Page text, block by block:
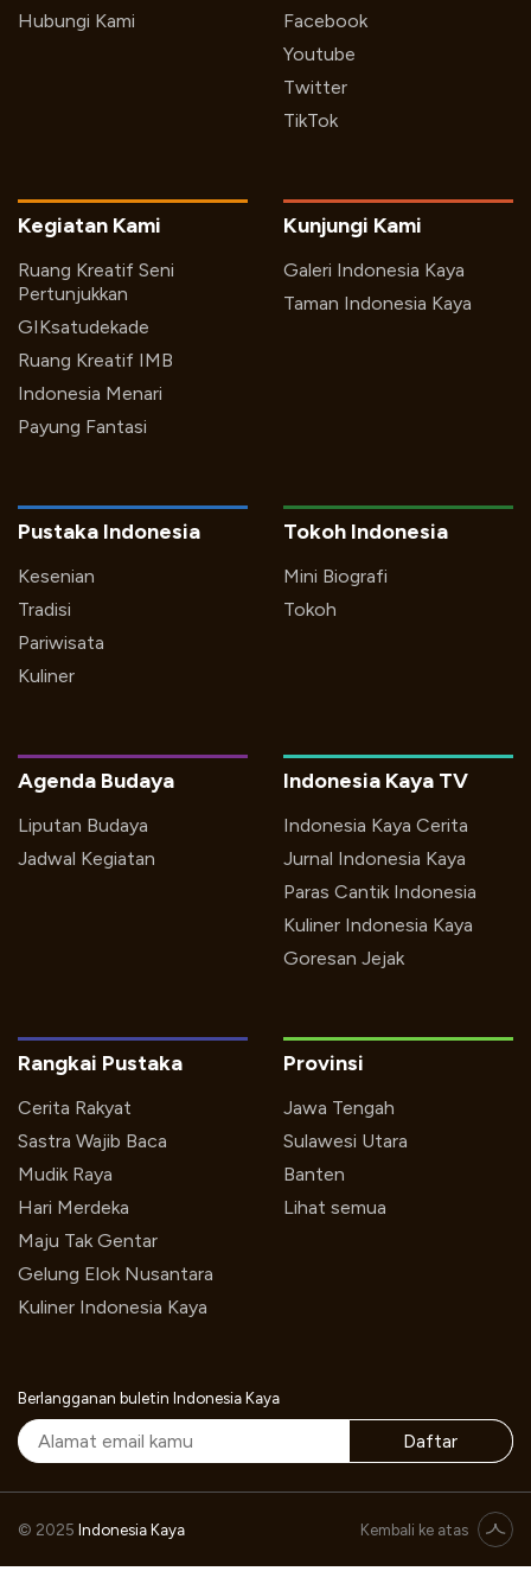
Hubungi Kami
Facebook
Youtube
Twitter
TikTok
Kegiatan Kami
Ruang Kreatif Seni
Pertunjukkan
GIKsatudekade
Ruang Kreatif IMB
Indonesia Menari
Payung Fantasi
Kunjungi Kami
Galeri Indonesia Kaya
Taman Indonesia Kaya
Pustaka Indonesia
Kesenian
Tradisi
Pariwisata
Kuliner
Tokoh Indonesia
Mini Biografi
Tokoh
Indonesia Kaya TV
Indonesia Kaya Cerita
Jurnal Indonesia Kaya
Paras Cantik Indonesia
Kuliner Indonesia Kaya
Goresan Jejak
Agenda Budaya
Liputan Budaya
Jadwal Kegiatan
Rangkai Pustaka
Cerita Rakyat
Sastra Wajib Baca
Mudik Raya
Hari Merdeka
Maju Tak Gentar
Gelung Elok Nusantara
Kuliner Indonesia Kaya
Provinsi
Jawa Tengah
Sulawesi Utara
Banten
Lihat semua
Berlangganan buletin Indonesia Kaya
Daftar
© 2025 Indonesia Kaya Kembali ke atas